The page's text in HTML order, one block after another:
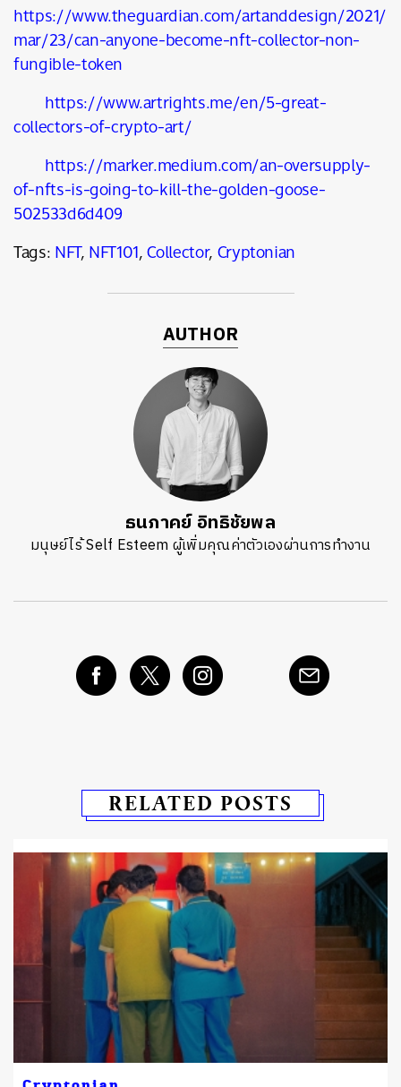
https://www.theguardian.com/artanddesign/2021/
mar/23/can-anyone-become-nft-collector-non-
fungible-token
https://www.artrights.me/en/5-great-
collectors-of-crypto-art/
https://marker.medium.com/an-oversupply-
of-nfts-is-going-to-kill-the-golden-goose-
502533d6d409
Tags:NFT,NFT101,Collector,Cryptonian
AUTHOR
ธนภาคย์ อิทธิชัยพล
มนุษย์ไร้ Self Esteem ผู้เพิ่มคุณค่าตัวเองผ่านการทำงาน
RELATED POSTS